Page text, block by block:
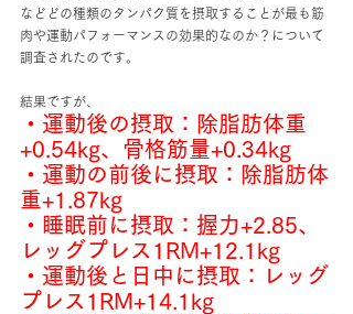
などどの種類のタンパク質を摂取することが最も筋
肉や運動パフォーマンスの効果的なのか？について
調査されたのです。
結果ですが、
・運動後の摂取：除脂肪体重
+0.54kg、骨格筋量+0.34kg
・運動の前後に摂取：除脂肪体
重+1.87kg
・睡眠前に摂取：握力+2.85、
レッグプレス1RM+12.1kg
・運動後と日中に摂取：レッグ
プレス1RM+14.1kg